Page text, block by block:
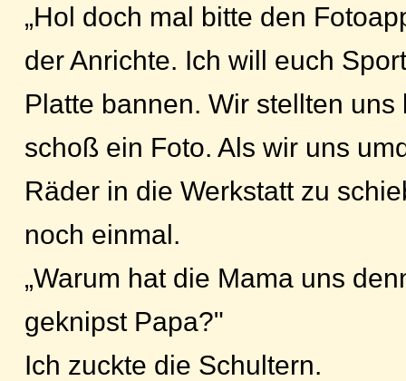
„Hol doch mal bitte den
der Anrichte. Ich will euch
Platte bannen. Wir stellten uns
schoß ein Foto. Als wir uns
Räder in die Werkstatt zu
noch einmal.
„Warum hat die Mama uns
geknipst Papa?"
Ich zuckte die Schultern.